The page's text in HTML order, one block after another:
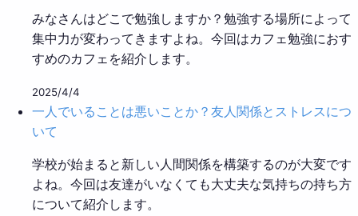
みなさんはどこで勉強しますか？勉強する場所によって
集中力が変わってきますよね。今回はカフェ勉強におす
すめのカフェを紹介します。
2025/4/4
一人でいることは悪いことか？友人関係とストレスにつ
いて
学校が始まると新しい人間関係を構築するのが大変です
よね。今回は友達がいなくても大丈夫な気持ちの持ち方
について紹介します。